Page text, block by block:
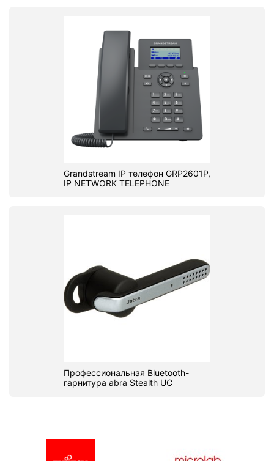
Grandstream IP телефон GRP2601P,
IP NETWORK TELEPHONE
Профессиональная Bluetooth-
гарнитура abra Stealth UC